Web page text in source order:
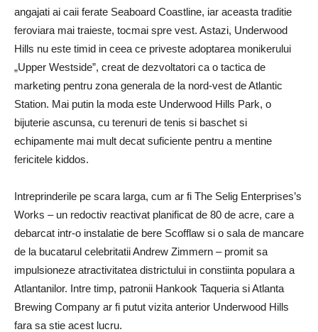
angajati ai caii ferate Seaboard Coastline, iar aceasta traditie
feroviara mai traieste, tocmai spre vest. Astazi, Underwood
Hills nu este timid in ceea ce priveste adoptarea monikerului
„Upper Westside”, creat de dezvoltatori ca o tactica de
marketing pentru zona generala de la nord-vest de Atlantic
Station. Mai putin la moda este Underwood Hills Park, o
bijuterie ascunsa, cu terenuri de tenis si baschet si
echipamente mai mult decat suficiente pentru a mentine
fericitele kiddos.
Intreprinderile pe scara larga, cum ar fi The Selig Enterprises’s
Works – un redoctiv reactivat planificat de 80 de acre, care a
debarcat intr-o instalatie de bere Scofflaw si o sala de mancare
de la bucatarul celebritatii Andrew Zimmern – promit sa
impulsioneze atractivitatea districtului in constiinta populara a
Atlantanilor. Intre timp, patronii Hankook Taqueria si Atlanta
Brewing Company ar fi putut vizita anterior Underwood Hills
fara sa stie acest lucru.